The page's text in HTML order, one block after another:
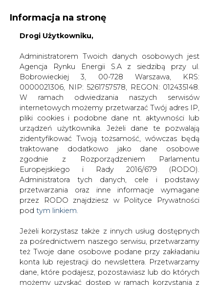
KONTAKT:
WYSOKI KONTRAST WIELKOŚĆ TEKSTU A A
ZALOGUJ SIĘ
WŁĄCZ CIRE.TV
Informacja na stronę
Drogi Użytkowniku,
Administratorem Twoich danych osobowych jest
Agencja Rynku Energii S.A z siedzibą przy ul.
Bobrowieckiej 3, 00-728 Warszawa, KRS:
0000021306, NIP: 5261757578, REGON: 012435148.
W ramach odwiedzania naszych serwisów
internetowych możemy przetwarzać Twój adres IP,
pliki cookies i podobne dane nt. aktywności lub
urządzeń użytkownika. Jeżeli dane te pozwalają
zidentyfikować Twoją tożsamość, wówczas będą
traktowane dodatkowo jako dane osobowe
zgodnie z Rozporządzeniem Parlamentu
Europejskiego i Rady 2016/679 (RODO).
Administratora tych danych, cele i podstawy
przetwarzania oraz inne informacje wymagane
przez RODO znajdziesz w Polityce Prywatności
pod tym linkiem.
Jeżeli korzystasz także z innych usług dostępnych
za pośrednictwem naszego serwisu, przetwarzamy
też Twoje dane osobowe podane przy zakładaniu
konta lub rejestracji do newslettera. Przetwarzamy
dane, które podajesz, pozostawiasz lub do których
możemy uzyskać dostęp w ramach korzystania z
Strona główna / PRAWO
Kancelaria CMS wspiera
GAZ-SYSTEM przy zawarciu pierwszej w Polsce umowy